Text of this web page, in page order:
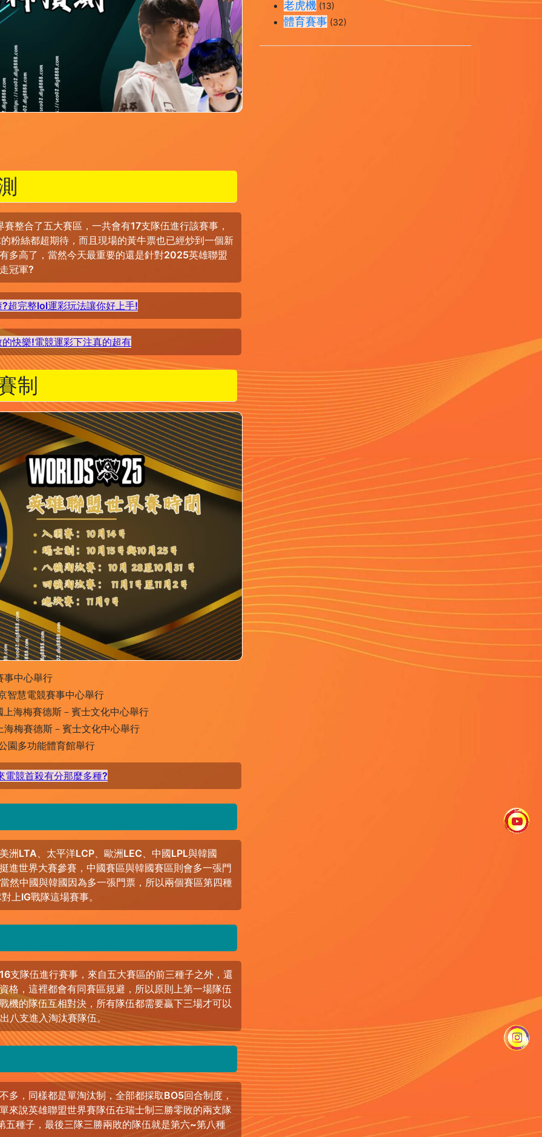
整合了五大賽區，一共會有17支隊伍進行該賽事，
粉絲都超期待，而且現場的黃牛票也已經炒到一個新
多高了，當然今天最重要的還是針對2025英雄聯盟
冠軍?
超完整lol運彩玩法讓你好上手!
快樂!電競運彩下注真的超有
制
事中心舉行
智慧電競賽事中心舉行
海梅賽德斯－賓士文化中心舉行
海梅賽德斯－賓士文化中心舉行
園多功能體育館舉行
電競首殺有分那麼多種?
洲LTA、太平洋LCP、歐洲LEC、中國LPL與韓國
進世界大賽參賽，中國賽區與韓國賽區則會多一張門
然中國與韓國因為多一張門票，所以兩個賽區第四種
上IG戰隊這場賽事。
支隊伍進行賽事，來自五大賽區的前三種子之外，還
格，這裡都會有同賽區規避，所以原則上第一場隊伍
機的隊伍互相對決，所有隊伍都需要贏下三場才可以
八支進入淘汰賽隊伍。
多，同樣都是單淘汰制，全部都採取BO5回合制度，
來說英雄聯盟世界賽隊伍在瑞士制三勝零敗的兩支隊
種子，最後三隊三勝兩敗的隊伍就是第六~第八種
老虎機 (13)
體育賽事 (32)